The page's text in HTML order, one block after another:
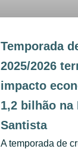
Temporada
2025/2026
impacto
1,2 bilhão na
Santista
A temporada de